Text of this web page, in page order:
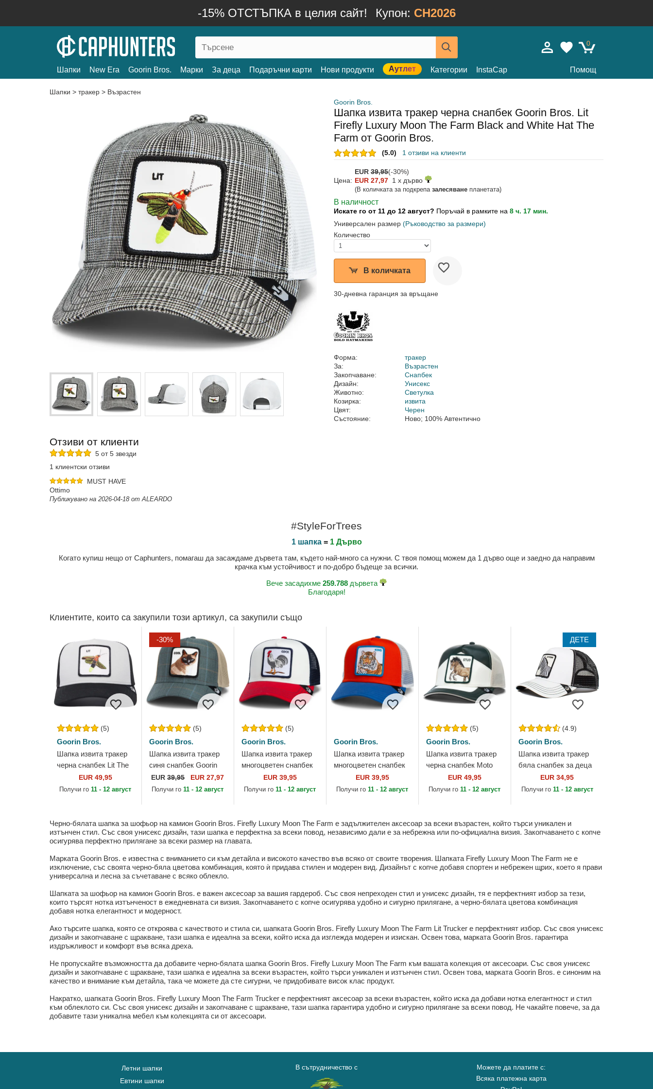
-15% ОТСТЪПКА в целия сайт! Купон: CH2026
0
Шапки New Era Goorin Bros. Марки За деца Подаръчни карти Нови продукти Аутлет Категории InstaCap Помощ
Шапки > тракер > Възрастен
Goorin Bros.
Шапка извита тракер черна снапбек Goorin Bros. Lit
Firefly Luxury Moon The Farm Black and White Hat The
Farm от Goorin Bros.
(5.0) 1 отзиви на клиенти
EUR 39,95(-30%)
Цена: EUR 27,97 1 x дърво
(В количката за подкрепа залесяване планетата)
В наличност
Искате го от 11 до 12 август? Поръчай в рамките на 8 ч. 17 мин.
Универсален размер (Ръководство за размери)
Количество
В количката
30-дневна гаранция за връщане
Форма:
тракер
За:
Възрастен
Закопчаване:
Снапбек
Дизайн:
Унисекс
Животно:
Светулка
Козирка:
извита
Цвят:
Черен
Състояние:
Ново; 100% Автентично
Отзиви от клиенти
5 от 5 звезди
1 клиентски отзиви
MUST HAVE
Ottimo
Публикувано на 2026-04-18 от ALEARDO
#StyleForTrees
1 шапка= 1 Дърво
Когато купиш нещо от Caphunters, помагаш да засаждаме дървета там, където най-много са нужни. С твоя помощ можем да 1 дърво още и заедно да направим
крачка към устойчивост и по-добро бъдеще за всички.
Вече засадихме 259.788 дървета
Благодаря!
Клиентите, които са закупили този артикул, са закупили също
(5)
Goorin Bros.
Шапка извита тракер
черна снапбек Lit The
Farm Premium The
Farm от Goorin Bros.
EUR 49,95
Получи го11 - 12 август
-30%
(5)
Goorin Bros.
Шапка извита тракер
синя снапбек Goorin
Bros. Cool Cat Luxury
Moon The Farm Blue
EUR39,95 EUR 27,97
Получи го11 - 12 август
(5)
Goorin Bros.
Шапка извита тракер
многоцветен снапбек
Goorin Bros. Cock
Team Rooster Original
EUR 39,95
Получи го11 - 12 август
Goorin Bros.
Шапка извита тракер
многоцветен снапбек
Goorin Bros. King Team
Tiger Original Recipe
EUR 39,95
Получи го11 - 12 август
(5)
Goorin Bros.
Шапка извита тракер
черна снапбек Moto
Lamba Stud The Farm
от Goorin Bros.
EUR 49,95
Получи го11 - 12 август
ДЕТЕ
(4.9)
Goorin Bros.
Шапка извита тракер
бяла снапбек за деца
Extreme Little Stripe
The Farm от Goorin
EUR 34,95
Получи го 11 - 12 август
Черно-бялата шапка за шофьор на камион Goorin Bros. Firefly Luxury Moon The Farm е задължителен аксесоар за всеки възрастен, който търси уникален и
изтънчен стил. Със своя унисекс дизайн, тази шапка е перфектна за всеки повод, независимо дали е за небрежна или по-официална визия. Закопчаването с копче
осигурява перфектно прилягане за всеки размер на главата.
Марката Goorin Bros. е известна с вниманието си към детайла и високото качество във всяко от своите творения. Шапката Firefly Luxury Moon The Farm не е
изключение, със своята черно-бяла цветова комбинация, която ѝ придава стилен и модерен вид. Дизайнът с копче добавя спортен и небрежен щрих, което я прави
универсална и лесна за съчетаване с всяко облекло.
Шапката за шофьор на камион Goorin Bros. е важен аксесоар за вашия гардероб. Със своя непреходен стил и унисекс дизайн, тя е перфектният избор за тези,
които търсят нотка изтънченост в ежедневната си визия. Закопчаването с копче осигурява удобно и сигурно прилягане, а черно-бялата цветова комбинация
добавя нотка елегантност и модерност.
Ако търсите шапка, която се откроява с качеството и стила си, шапката Goorin Bros. Firefly Luxury Moon The Farm Lit Trucker е перфектният избор. Със своя унисекс
дизайн и закопчаване с щракване, тази шапка е идеална за всеки, който иска да изглежда модерен и изискан. Освен това, марката Goorin Bros. гарантира
издръжливост и комфорт във всяка дреха.
Не пропускайте възможността да добавите черно-бялата шапка Goorin Bros. Firefly Luxury Moon The Farm към вашата колекция от аксесоари. Със своя унисекс
дизайн и закопчаване с щракване, тази шапка е идеална за всеки възрастен, който търси уникален и изтънчен стил. Освен това, марката Goorin Bros. е синоним на
качество и внимание към детайла, така че можете да сте сигурни, че придобивате висок клас продукт.
Накратко, шапката Goorin Bros. Firefly Luxury Moon The Farm Trucker е перфектният аксесоар за всеки възрастен, който иска да добави нотка елегантност и стил
към облеклото си. Със своя унисекс дизайн и закопчаване с щракване, тази шапка гарантира удобно и сигурно прилягане за всеки повод. Не чакайте повече, за да
добавите тази уникална мебел към колекцията си от аксесоари.
Летни шапки
Евтини шапки
В сътрудничество с
Можете да платите с:
Всяка платежна карта